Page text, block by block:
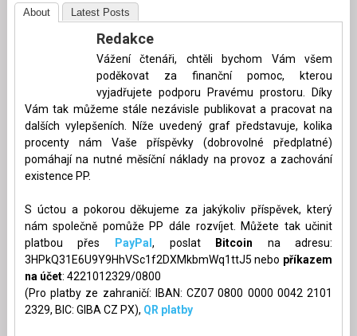
About Latest Posts
Redakce
Vážení čtenáři, chtěli bychom Vám všem
poděkovat za finanční pomoc, kterou
vyjadřujete podporu Pravému prostoru. Díky
Vám tak můžeme stále nezávisle publikovat a pracovat na
dalších vylepšeních. Níže uvedený graf představuje, kolika
procenty nám Vaše příspěvky (dobrovolné předplatné)
pomáhají na nutné měsíční náklady na provoz a zachování
existence PP.
S úctou a pokorou děkujeme za jakýkoliv příspěvek, který
nám společně pomůže PP dále rozvíjet. Můžete tak učinit
platbou přes
PayPal , poslat Bitcoin na adresu:
3HPkQ31E6U9Y9HhVSc1f2DXMkbmWq1ttJ5 nebo příkazem
na účet: 4221012329/0800
(Pro platby ze zahraničí: IBAN: CZ07 0800 0000 0042 2101
2329, BIC: GIBA CZ PX), QR platby